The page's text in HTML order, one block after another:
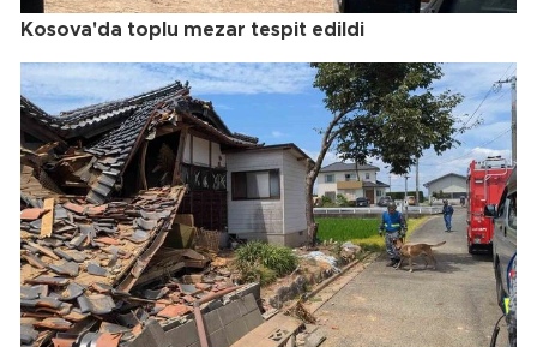
Kosova'da toplu mezar tespit edildi